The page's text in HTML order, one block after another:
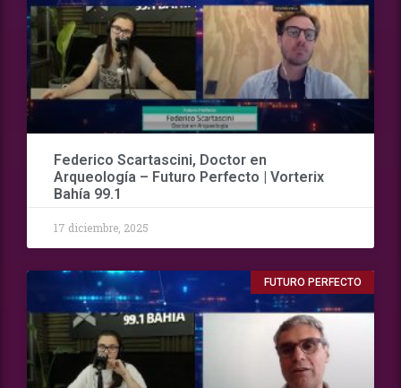
Federico Scartascini, Doctor en
Arqueología – Futuro Perfecto | Vorterix
Bahía 99.1
17 diciembre, 2025
FUTURO PERFECTO